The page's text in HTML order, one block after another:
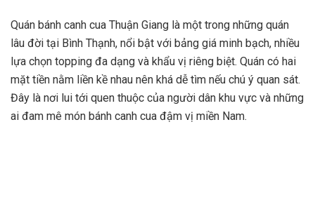
Quán bánh canh cua Thuận Giang là một trong những quán
lâu đời tại Bình Thạnh, nổi bật với bảng giá minh bạch, nhiều
lựa chọn topping đa dạng và khẩu vị riêng biệt. Quán có hai
mặt tiền nằm liền kề nhau nên khá dễ tìm nếu chú ý quan sát.
Đây là nơi lui tới quen thuộc của người dân khu vực và những
ai đam mê món bánh canh cua đậm vị miền Nam.